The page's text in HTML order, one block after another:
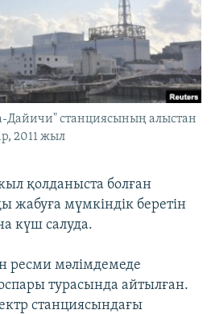
станциясының алыстан
2011 жыл
қолданыста болған
жабуға мүмкіндік беретін
күш салуда.
ресми мәлімдемеде
турасында айтылған.
станциясындағы